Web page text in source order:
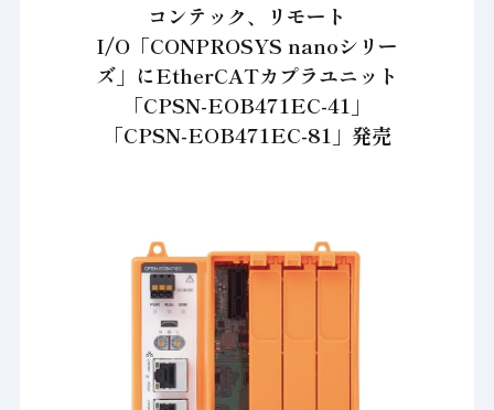
コンテック、リモート
I/O「CONPROSYS nanoシリー
ズ」にEtherCATカプラユニット
「CPSN-EOB471EC-41」
「CPSN-EOB471EC-81」発売